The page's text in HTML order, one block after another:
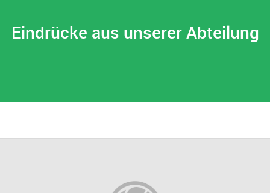
Eindrücke aus unserer Abteilung